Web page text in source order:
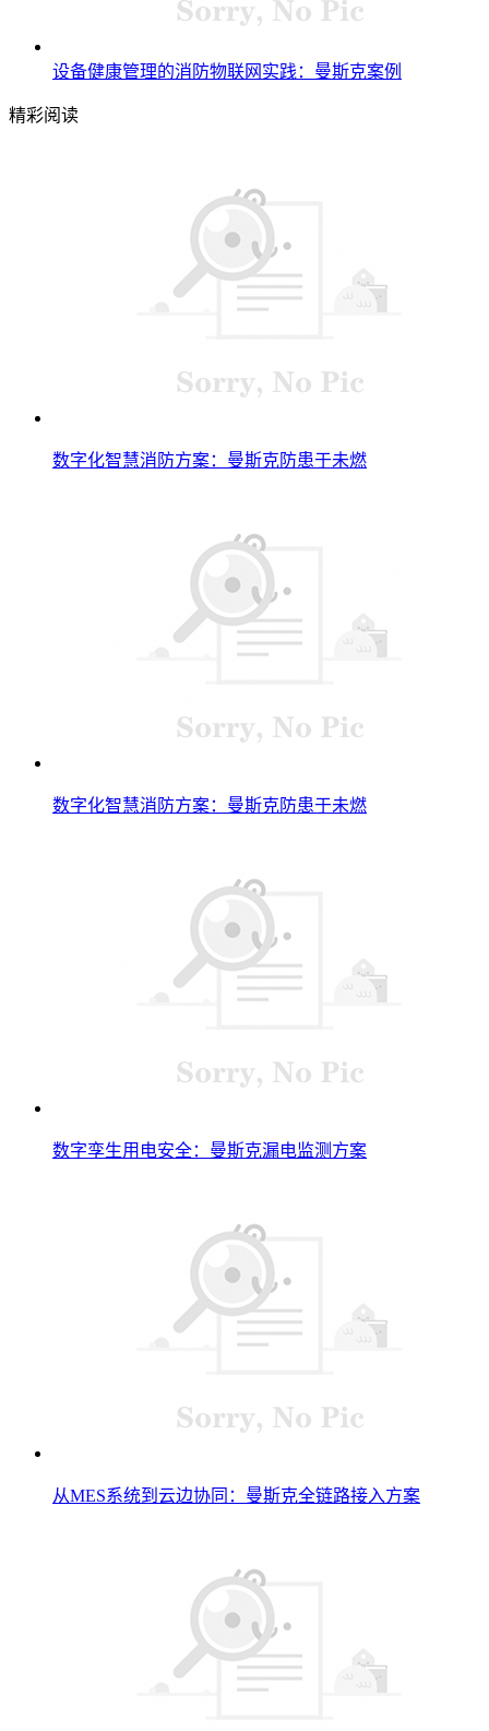
设备健康管理的消防物联网实践：曼斯克案例
精彩阅读
数字化智慧消防方案：曼斯克防患于未燃
数字化智慧消防方案：曼斯克防患于未燃
数字孪生用电安全：曼斯克漏电监测方案
从MES系统到云边协同：曼斯克全链路接入方案